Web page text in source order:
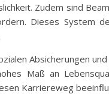
Zudem sind
Dieses System
Absicherungen
Maß an
Karriereweg